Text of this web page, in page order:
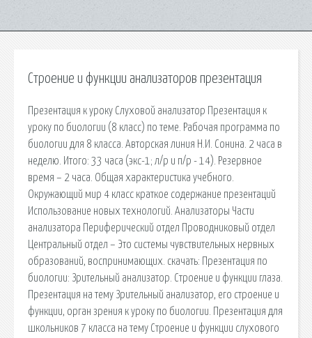
Строение и функции анализаторов презентация
Презентация к уроку Слуховой анализатор Презентация к
уроку по биологии (8 класс) по теме. Рабочая программа по
биологии для 8 класса. Авторская линия Н.И. Сонина. 2 часа в
неделю. Итого: 33 часа (экс-1; л/р и п/р - 14). Резервное
время – 2 часа. Общая характеристика учебного.
Окружающий мир 4 класс краткое содержание презентаций
Использование новых технологий. Анализаторы Части
анализатора Периферический отдел Проводниковый отдел
Центральный отдел – Это системы чувствительных нервных
образований, воспринимающих. cкачать: Презентация по
биологии: Зрительный анализатор. Строение и функции глаза.
Презентация на тему Зрительный анализатор, его строение и
функции, орган зрения к уроку по биологии. Презентация для
школьников 7 класса на тему Строение и функции слухового